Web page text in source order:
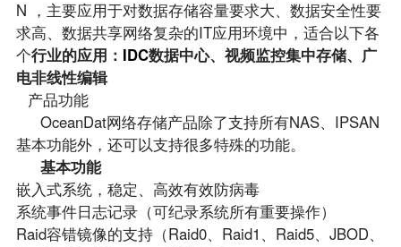
N ，主要应用于对数据存储容量要求大、数据安全性要
求高、数据共享网络复杂的IT应用环境中，适合以下各
个行业的应用： IDC数据中心、 视频监控集中存储、广
电非线性编辑
产品功能
OceanDat网络存储产品除了支持所有NAS、IPSAN
基本功能外，还可以支持很多特殊的功能。
基本功能
嵌入式系统，稳定、高效有效防病毒
系统事件日志记录（可纪录系统所有重要操作）
Raid容错镜像的支持（Raid0、Raid1、Raid5、JBOD、